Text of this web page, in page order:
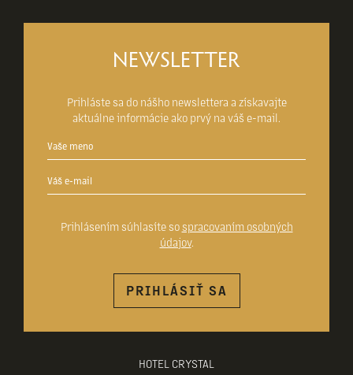
HOTEL CRYSTAL
NEWSLETTER
Prihláste sa do nášho newslettera a získavajte
aktuálne informácie ako prvý na váš e-mail.
Prihlásením súhlasíte so spracovaním osobných
údajov.
PRIHLÁSIŤ SA